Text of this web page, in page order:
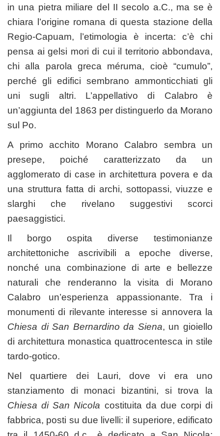
in una pietra miliare del II secolo a.C., ma se è
chiara l’origine romana di questa stazione della
Regio-Capuam, l’etimologia è incerta: c’è chi
pensa ai gelsi mori di cui il territorio abbondava,
chi alla parola greca méruma, cioè “cumulo”,
perché gli edifici sembrano ammonticchiati gli
uni sugli altri. L’appellativo di Calabro è
un’aggiunta del 1863 per distinguerlo da Morano
sul Po.
A primo acchito Morano Calabro sembra un
presepe, poiché caratterizzato da un
agglomerato di case in architettura povera e da
una struttura fatta di archi, sottopassi, viuzze e
slarghi che rivelano suggestivi scorci
paesaggistici.
Il borgo ospita diverse testimonianze
architettoniche ascrivibili a epoche diverse,
nonché una combinazione di arte e bellezze
naturali che renderanno la visita di Morano
Calabro un’esperienza appassionante. Tra i
monumenti di rilevante interesse si annovera la
Chiesa di San Bernardino da Siena, un gioiello
di architettura monastica quattrocentesca in stile
tardo-gotico.
Nel quartiere dei Lauri, dove vi era uno
stanziamento di monaci bizantini, si trova la
Chiesa di San Nicola costituita da due corpi di
fabbrica, posti su due livelli: il superiore, edificato